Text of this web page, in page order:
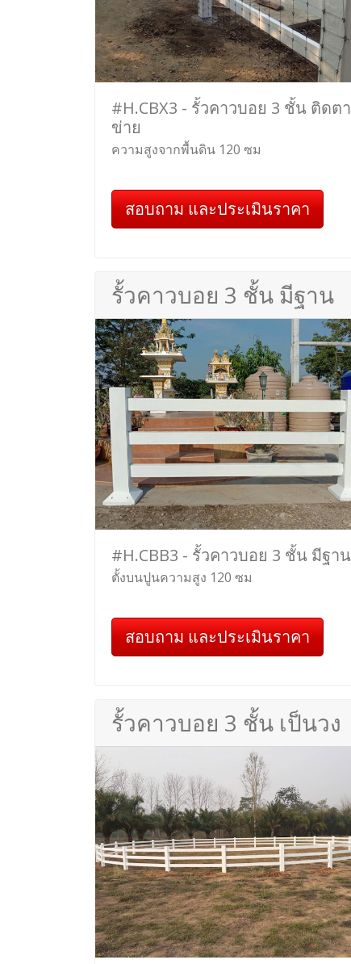
#H.CBX3 - รั้วคาวบอย 3 ชั้น ติดตา
ข่าย
ความสูงจากพื้นดิน 120 ซม
สอบถาม และประเมินราคา
รั้วคาวบอย 3 ชั้น มีฐาน
#H.CBB3 - รั้วคาวบอย 3 ชั้น มีฐาน
ตั้งบนปูนความสูง 120 ซม
สอบถาม และประเมินราคา
รั้วคาวบอย 3 ชั้น เป็นวง